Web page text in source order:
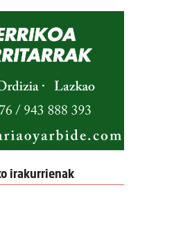
irakurrienak